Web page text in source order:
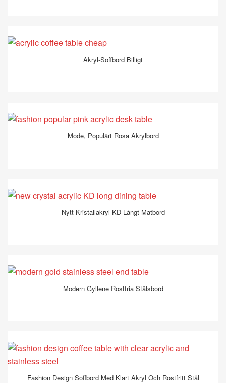
Akryl-Soffbord Billigt
Mode, Populärt Rosa Akrylbord
Nytt Kristallakryl KD Långt Matbord
Modern Gyllene Rostfria Stålsbord
Fashion Design Soffbord Med Klart Akryl Och Rostfritt Stål